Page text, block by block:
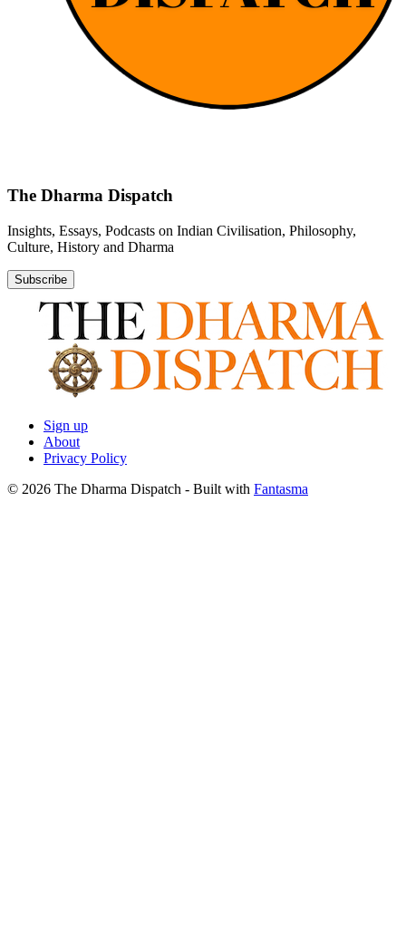
The Dharma Dispatch
Insights, Essays, Podcasts on Indian Civilisation, Philosophy,
Culture, History and Dharma
Subscribe
Sign up
About
Privacy Policy
© 2026 The Dharma Dispatch - Built with Fantasma